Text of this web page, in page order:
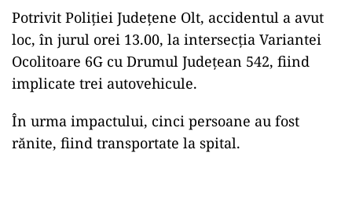
Potrivit Poliţiei Judeţene Olt, accidentul a avut
loc, în jurul orei 13.00, la intersecţia Variantei
Ocolitoare 6G cu Drumul Judeţean 542, fiind
implicate trei autovehicule.
În urma impactului, cinci persoane au fost
rănite, fiind transportate la spital.